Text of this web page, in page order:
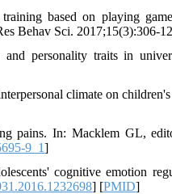
based on playing
Behav Sci. 2017;15(3):306-
personality traits in
climate on
pains. In: Macklem GL,
9_1]
cognitive emotion
] [PMID]